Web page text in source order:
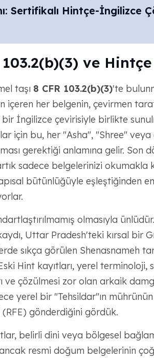
Sertifikalı Hintçe-İngilizce
ve
taşı 8 CFR 103.2(b)(3)'te
içeren her belgenin, çevirmen
İngilizce çevirisiyle birlikte
için bu, her "Asha", "Shree" veya
gerektiği anlamına gelir. Son
sadece belgelerinizi okumakla
bütünlüğüyle eşleştiğinden
olmasıyla
Uttar Pradesh'teki kırsal bir
sıkça görülen Shenasnameh
Hint kayıtları, yerel terminoloji,
ve çözülmesi zor olan arkaik
yerel bir "Tehsildar"ın
gönderdiğini gördük.
belirli dini veya bölgesel
resmi doğum belgelerinin